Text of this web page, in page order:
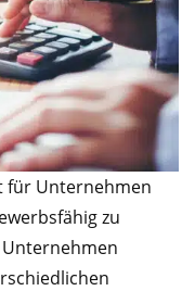
für Unternehmen
zu